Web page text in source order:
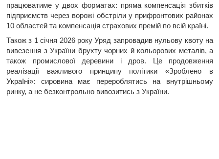
працюватиме у двох форматах: пряма компенсація збитків
підприємств через ворожі обстріли у прифронтових районах
10 областей та компенсація страхових премій по всій країні.
Також з 1 січня 2026 року Уряд запровадив нульову квоту на
вивезення з України брухту чорних й кольорових металів, а
також промислової деревини і дров. Це продовження
реалізації важливого принципу політики «Зроблено в
Україні»: сировина має перероблятись на внутрішньому
ринку, а не безконтрольно вивозитись з України.